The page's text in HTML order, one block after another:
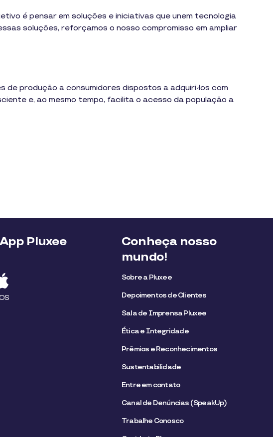
é pensar em soluções e iniciativas que unem tecnologia
soluções, reforçamos o nosso compromisso em ampliar
produção a consumidores dispostos a adquiri-los com
e, ao mesmo tempo, facilita o acesso da população a
Pluxee
Conheça nosso
mundo!
Sobre a Pluxee
Depoimentos de Clientes
Sala de Imprensa Pluxee
Ética e Integridade
Prêmios e Reconhecimentos
Sustentabilidade
Entre em contato
Canal de Denúncias (SpeakUp)
Trabalhe Conosco